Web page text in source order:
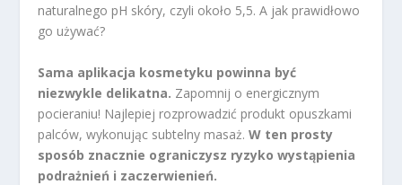
naturalnego pH skóry, czyli około 5,5. A jak prawidłowo
go używać?
Sama aplikacja kosmetyku powinna być
niezwykle delikatna. Zapomnij o energicznym
pocieraniu! Najlepiej rozprowadzić produkt opuszkami
palców, wykonując subtelny masaż.W ten prosty
sposób znacznie ograniczysz ryzyko wystąpienia
podrażnień i zaczerwienień.